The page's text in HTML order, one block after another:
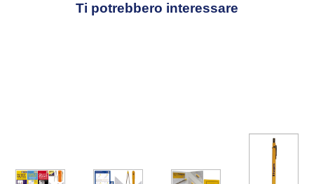
Ti potrebbero interessare